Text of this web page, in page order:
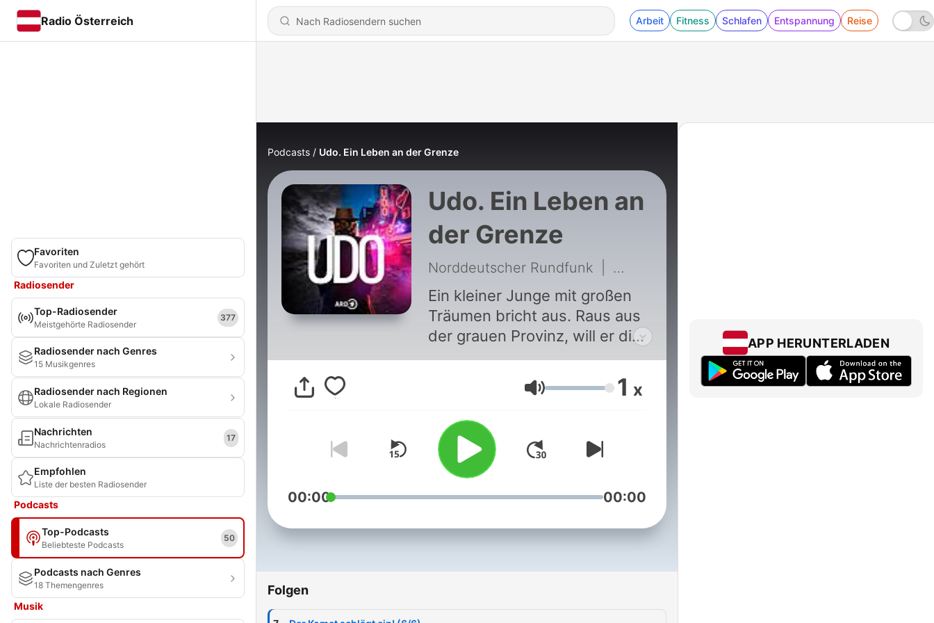
Radio Österreich Arbeit Fitness Schlafen Entspannung Reise
Favoriten
Favoriten und Zuletzt gehört
Radiosender
Top-Radiosender
Meistgehörte Radiosender
377
Radiosender nach Genres
15 Musikgenres
Radiosender nach Regionen
Lokale Radiosender
Nachrichten
Nachrichtenradios
17
Empfohlen
Liste der besten Radiosender
Podcasts
Top-Podcasts
Beliebteste Podcasts
50
Podcasts nach Genres
18 Themengenres
Musik
Podcasts Udo. Ein Leben an der Grenze
Udo. Ein Leben an
der Grenze
Norddeutscher Rundfunk 7 - Der Komet schlägt ein! (6/6)
Ein kleiner Junge mit großen
Träumen bricht aus. Raus aus
der grauen Provinz, will er die
Musikwelt verändern. Er
träumt von Ruhm, Reichtum
und den großen Bühnen. Er
feiert große Erfolge. Und
stürzt immer wieder ab.
Begleitet von Ängsten und
Alkohol. Und dann gelingt Udo
Lindenberg etwas, das ihm
Dieser Podcast erzählt von
sprengt: körperlich, seelisch,
Lautstärke 1 x
00:00 00:00
Folgen
APP HERUNTERLADEN